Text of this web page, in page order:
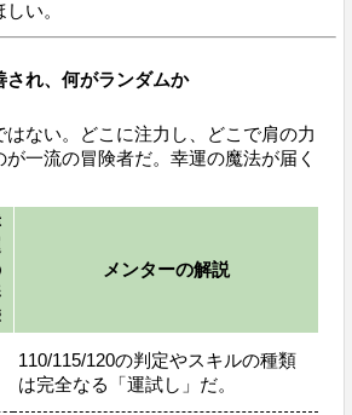
い。
され、何がランダムか
ない。どこに注力し、どこで肩の力
一流の冒険者だ。幸運の魔法が届く
メンターの解説
110/115/120の判定やスキルの種類
は完全なる「運試し」だ。